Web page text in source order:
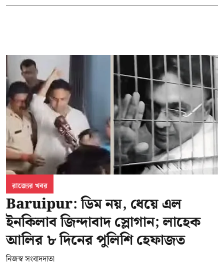
রাজ্যের খবর
Baruipur: ডিম নয়, ধেয়ে এল
ইনকিলাব জিন্দাবাদ স্লোগান; লাহেক
আলির ৮ দিনের পুলিশি হেফাজত
নিজস্ব সংবাদদাতা